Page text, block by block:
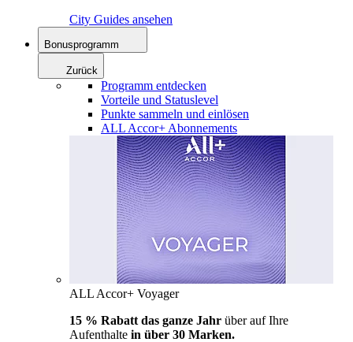
City Guides ansehen
Bonusprogramm
Zurück
Programm entdecken
Vorteile und Statuslevel
Punkte sammeln und einlösen
ALL Accor+ Abonnements
ALL Accor+ Voyager
15 % Rabatt das ganze Jahr über auf Ihre
Aufenthalte in über 30 Marken.